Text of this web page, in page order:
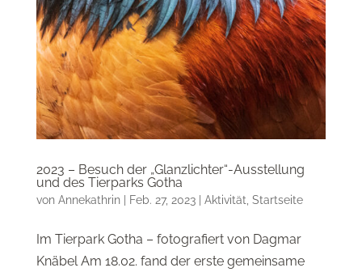
2023 – Besuch der „Glanzlichter“-Ausstellung
und des Tierparks Gotha
von Annekathrin| Feb. 27, 2023| Aktivität Startseite
Im Tierpark Gotha – fotografiert von Dagmar
Knäbel Am 18.02. fand der erste gemeinsame